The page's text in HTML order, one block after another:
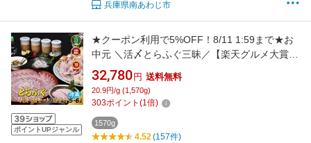
兵庫県南あわじ市
ポイントUPジャンル
★クーポン利用で5%OFF！8/11 1:59まで★お
中元 ＼活〆とらふぐ三昧／【楽天グルメ大賞
12冠の店】とらふぐ刺し ふぐ鍋「ふぐ刺身ふぐ
鍋セットとらふぐ白子付／5-6人前／冷蔵」山
口ふぐ本舗きらく ふぐ刺し ふぐちり 白子 ふぐ
32,780円 送料無料
20.9円/g (1,570g)
303ポイント (1 倍)
1570g
4.52 (157件)